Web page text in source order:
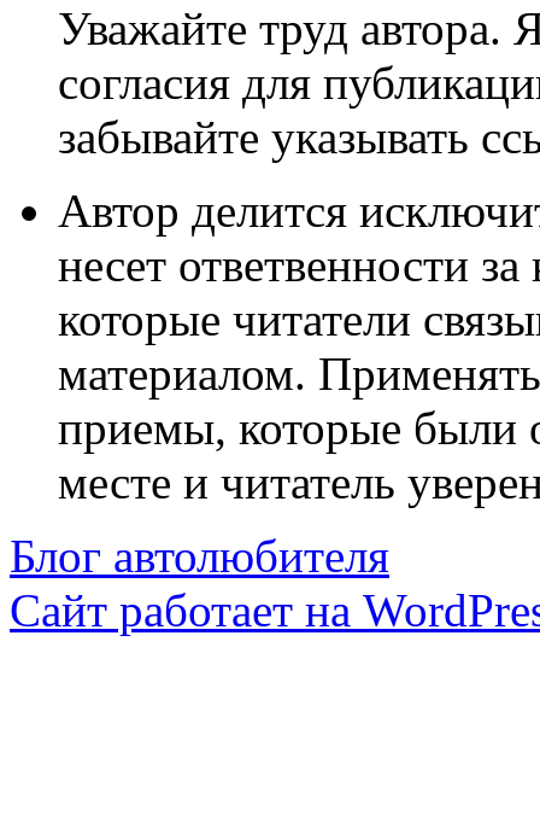
Уважайте труд автора.
согласия для
забывайте указывать
Автор делится
несет ответвенности
которые читатели
материалом.
приемы, которые были
месте и читатель
Блог автолюбителя
Сайт работает на